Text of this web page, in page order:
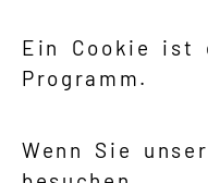
Ein Cookie ist
Programm.
Wenn Sie